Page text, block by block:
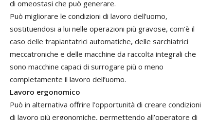
di omeostasi che può generare.
Può migliorare le condizioni di lavoro dell’uomo,
sostituendosi a lui nelle operazioni più gravose, com’è il
caso delle trapiantatrici automatiche, delle sarchiatrici
meccatroniche e delle macchine da raccolta integrali che
sono macchine capaci di surrogare più o meno
completamente il lavoro dell’uomo.
Lavoro ergonomico
Può in alternativa offrire l’opportunità di creare condizioni
di lavoro più ergonomiche, permettendo all’operatore di